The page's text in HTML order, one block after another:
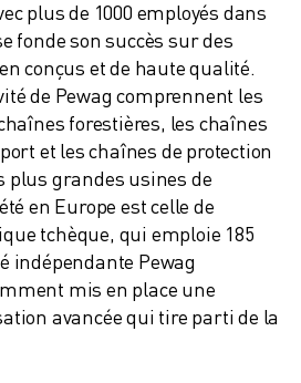
plus de 1000 employés dans
fonde son succès sur des
conçus et de haute qualité.
de Pewag comprennent les
forestières, les chaînes
et les chaînes de protection
plus grandes usines de
en Europe est celle de
tchèque, qui emploie 185
indépendante Pewag
mis en place une
avancée qui tire parti de la